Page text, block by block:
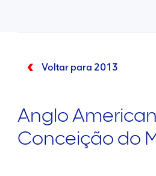
Voltar para 2013
Anglo
Conceição do